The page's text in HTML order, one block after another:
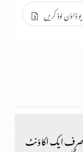
ڈاؤن لوڈ کریں
صرف ایک اکاؤنٹ